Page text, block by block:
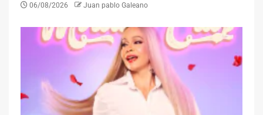
06/08/2026 Juan pablo Galeano